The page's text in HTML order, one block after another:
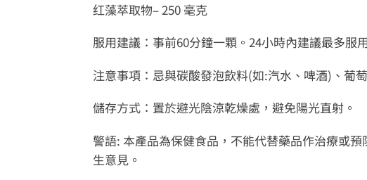
红藻萃取物– 250 毫克
服用建議：事前60分鐘一顆。24小時內建議最多服
注意事項：忌與碳酸發泡飲料(如:汽水、啤酒)、葡
儲存方式：置於避光陰涼乾燥處，避免陽光直射。
警語: 本產品為保健食品，不能代替藥品作治療或
生意見。